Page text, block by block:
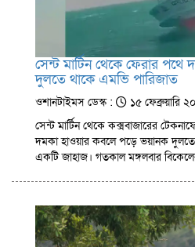
সেন্ট মার্টিন থেকে ফেরার
দুলতে থাকে এমভি পারিজাত
ওশানটাইমস ডেস্ক :
১৫ ফেব্রুয়ারি
সেন্ট মার্টিন থেকে কক্সবাজারের
দমকা হাওয়ার কবলে পড়ে ভয়ানক
একটি জাহাজ। গতকাল মঙ্গলবার